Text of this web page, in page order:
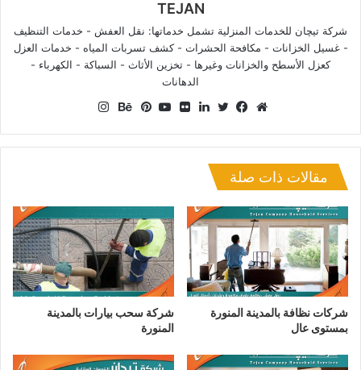
TEJAN
شركة تيچان للخدمات المنزلية تشمل خدماتها: نقل العفش - خدمات التنظيف
- غسيل الخزانات - مكافحة الحشرات - كشف تسربات المياه - خدمات العزل
كعزل الأسطح والخزانات وغيرها - تخزين الأثاث - السباكة - الكهرباء -
الدهانات
الويب
من
مقالات ذات صلة
شركات نظافة بالمدينة المنورة
بمستوى عال
شركة سحب بيارات بالمدينة
المنورة